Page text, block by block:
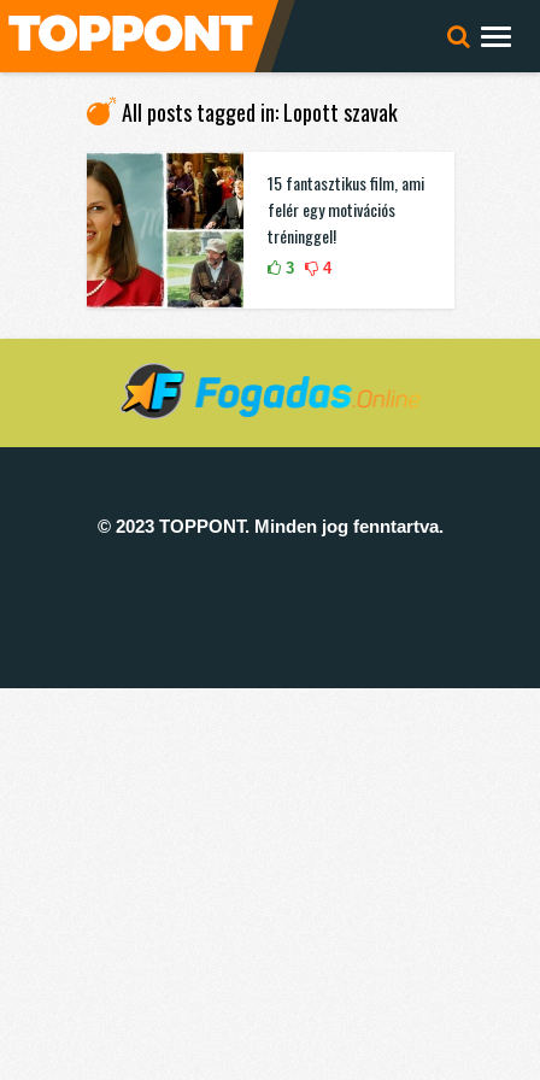
All posts tagged in: Lopott szavak
15 fantasztikus film, ami
felér egy motivációs
tréninggel!
3 4
© 2023 TOPPONT. Minden jog fenntartva.